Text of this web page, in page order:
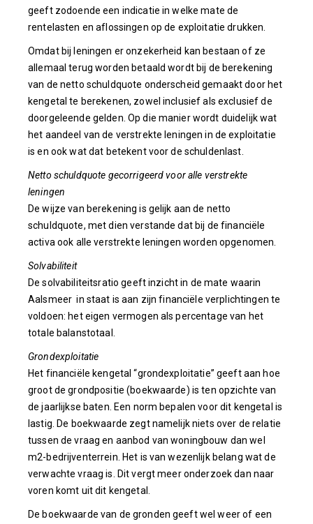
geeft zodoende een indicatie in welke mate de
rentelasten en aflossingen op de exploitatie drukken.
Omdat bij leningen er onzekerheid kan bestaan of ze
allemaal terug worden betaald wordt bij de berekening
van de netto schuldquote onderscheid gemaakt door het
kengetal te berekenen, zowel inclusief als exclusief de
doorgeleende gelden. Op die manier wordt duidelijk wat
het aandeel van de verstrekte leningen in de exploitatie
is en ook wat dat betekent voor de schuldenlast.
Netto schuldquote gecorrigeerd voor alle verstrekte
leningen
De wijze van berekening is gelijk aan de netto
schuldquote, met dien verstande dat bij de financiële
activa ook alle verstrekte leningen worden opgenomen.
Solvabiliteit
De solvabiliteitsratio geeft inzicht in de mate waarin
Aalsmeer in staat is aan zijn financiële verplichtingen te
voldoen: het eigen vermogen als percentage van het
totale balanstotaal.
Grondexploitatie
Het financiële kengetal “grondexploitatie” geeft aan hoe
groot de grondpositie (boekwaarde) is ten opzichte van
de jaarlijkse baten. Een norm bepalen voor dit kengetal is
lastig. De boekwaarde zegt namelijk niets over de relatie
tussen de vraag en aanbod van woningbouw dan wel
m2-bedrijventerrein. Het is van wezenlijk belang wat de
verwachte vraag is. Dit vergt meer onderzoek dan naar
voren komt uit dit kengetal.
De boekwaarde van de gronden geeft wel weer of een